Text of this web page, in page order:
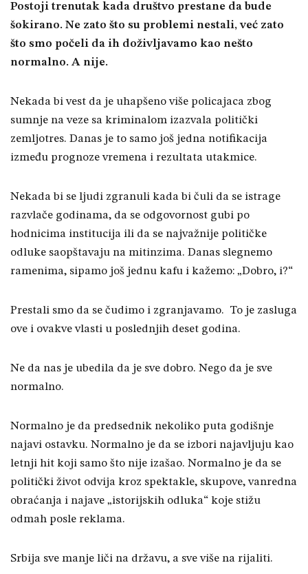
Postoji trenutak kada društvo prestane da bude
šokirano. Ne zato što su problemi nestali, već zato
što smo počeli da ih doživljavamo kao nešto
normalno. A nije.
Nekada bi vest da je uhapšeno više policajaca zbog
sumnje na veze sa kriminalom izazvala politički
zemljotres. Danas je to samo još jedna notifikacija
između prognoze vremena i rezultata utakmice.
Nekada bi se ljudi zgranuli kada bi čuli da se istrage
razvlače godinama, da se odgovornost gubi po
hodnicima institucija ili da se najvažnije političke
odluke saopštavaju na mitinzima. Danas slegnemo
ramenima, sipamo još jednu kafu i kažemo: „Dobro, i?“
Prestali smo da se čudimo i zgranjavamo. To je zasluga
ove i ovakve vlasti u poslednjih deset godina.
Ne da nas je ubedila da je sve dobro. Nego da je sve
normalno.
Normalno je da predsednik nekoliko puta godišnje
najavi ostavku. Normalno je da se izbori najavljuju kao
letnji hit koji samo što nije izašao. Normalno je da se
politički život odvija kroz spektakle, skupove, vanredna
obraćanja i najave „istorijskih odluka“ koje stižu
odmah posle reklama.
Srbija sve manje liči na državu, a sve više na rijaliti.